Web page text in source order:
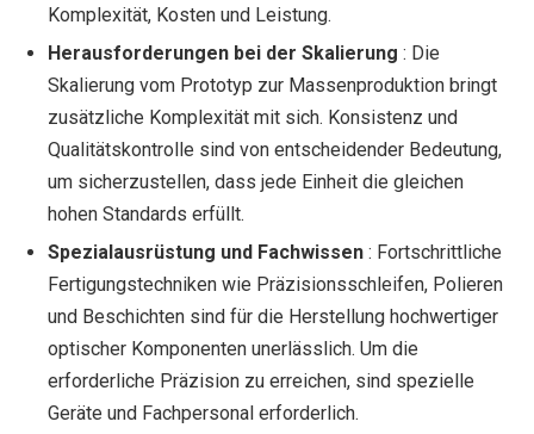
Komplexität, Kosten und Leistung.
Herausforderungen bei der Skalierung : Die
Skalierung vom Prototyp zur Massenproduktion bringt
zusätzliche Komplexität mit sich. Konsistenz und
Qualitätskontrolle sind von entscheidender Bedeutung,
um sicherzustellen, dass jede Einheit die gleichen
hohen Standards erfüllt.
Spezialausrüstung und Fachwissen : Fortschrittliche
Fertigungstechniken wie Präzisionsschleifen, Polieren
und Beschichten sind für die Herstellung hochwertiger
optischer Komponenten unerlässlich. Um die
erforderliche Präzision zu erreichen, sind spezielle
Geräte und Fachpersonal erforderlich.